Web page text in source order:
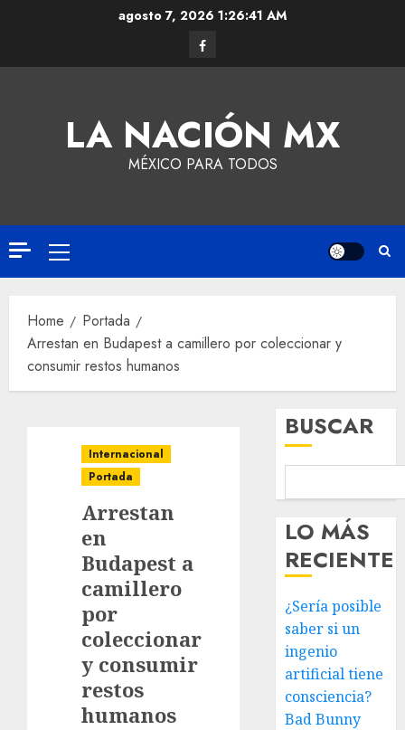
agosto 7, 2026 1:26:41 AM
LA NACIÓN MX
MÉXICO PARA TODOS
Home
Portada
Arrestan en Budapest a camillero por coleccionar y
consumir restos humanos
Internacional
Portada
Arrestan
en
Budapest a
camillero
por
coleccionar
y consumir
restos
humanos
BUSCAR
LO MÁS
RECIENTE
¿Sería posible
saber si un
ingenio
artificial tiene
consciencia?
Bad Bunny